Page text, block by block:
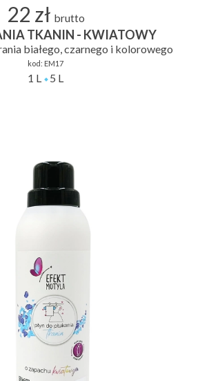
22 zł brutto
TKANIN - KWIATOWY
białego, czarnego i kolorowego
kod: EM17
1 L 5 L